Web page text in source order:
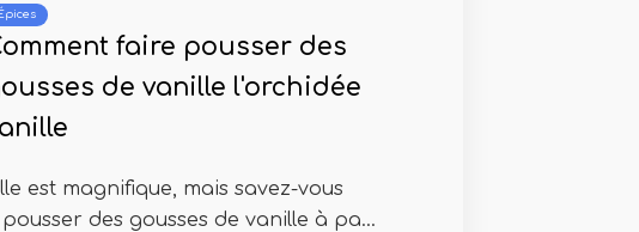
Épices
faire pousser des
de vanille l'orchidée
est magnifique, mais savez-vous
des gousses de vanille à pa...